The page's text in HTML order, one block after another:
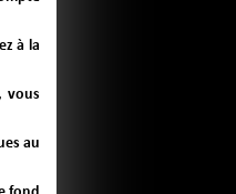
à la
vous
au